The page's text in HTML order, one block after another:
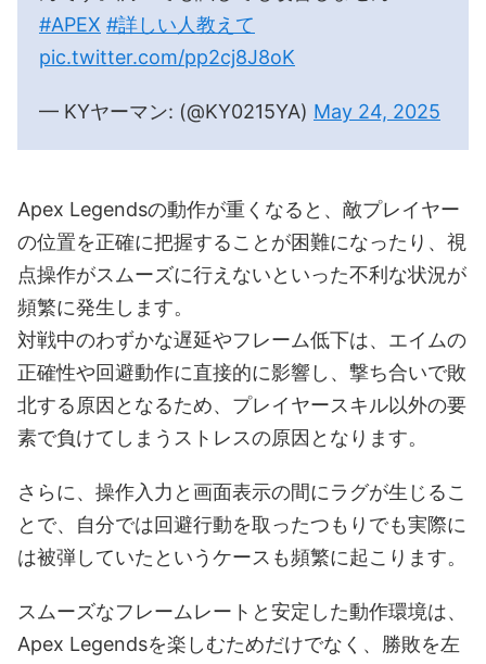
#APEX #詳しい人教えて
pic.twitter.com/pp2cj8J8oK
— KYヤーマン: (@KY0215YA) May 24, 2025
Apex Legendsの動作が重くなると、敵プレイヤー
の位置を正確に把握することが困難になったり、視
点操作がスムーズに行えないといった不利な状況が
頻繁に発生します。
対戦中のわずかな遅延やフレーム低下は、エイムの
正確性や回避動作に直接的に影響し、撃ち合いで敗
北する原因となるため、プレイヤースキル以外の要
素で負けてしまうストレスの原因となります。
さらに、操作入力と画面表示の間にラグが生じるこ
とで、自分では回避行動を取ったつもりでも実際に
は被弾していたというケースも頻繁に起こります。
スムーズなフレームレートと安定した動作環境は、
Apex Legendsを楽しむためだけでなく、勝敗を左